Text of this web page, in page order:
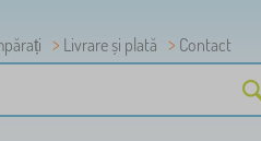
Livrare și plată
Contact